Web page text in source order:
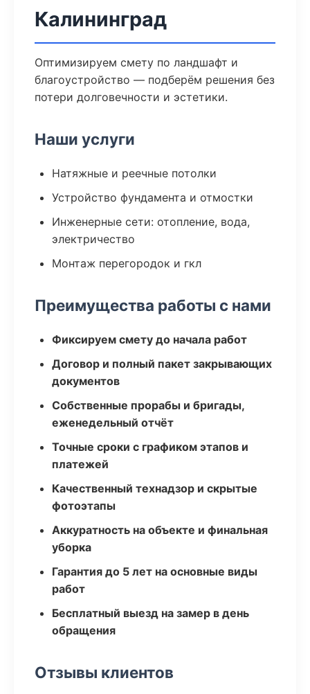
Калининград
Оптимизируем смету по ландшафт и
благоустройство — подберём решения без
потери долговечности и эстетики.
Наши услуги
Натяжные и реечные потолки
Устройство фундамента и отмостки
Инженерные сети: отопление, вода,
электричество
Монтаж перегородок и гкл
Преимущества работы с нами
Фиксируем смету до начала работ
Договор и полный пакет закрывающих
документов
Собственные прорабы и бригады,
еженедельный отчёт
Точные сроки с графиком этапов и
платежей
Качественный технадзор и скрытые
фотоэтапы
Аккуратность на объекте и финальная
уборка
Гарантия до 5 лет на основные виды
работ
Бесплатный выезд на замер в день
обращения
Отзывы клиентов